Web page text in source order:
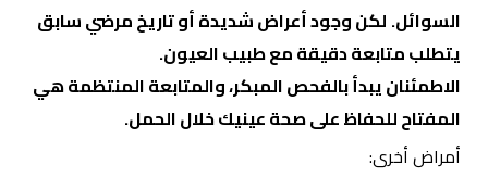
السوائل. لكن وجود أعراض شديدة أو تاريخ مرضي سابق
يتطلب متابعة دقيقة مع طبيب العيون.
الاطمئنان يبدأ بالفحص المبكر، والمتابعة المنتظمة هي
المفتاح للحفاظ على صحة عينيك خلال الحمل.
أمراض أخرى: